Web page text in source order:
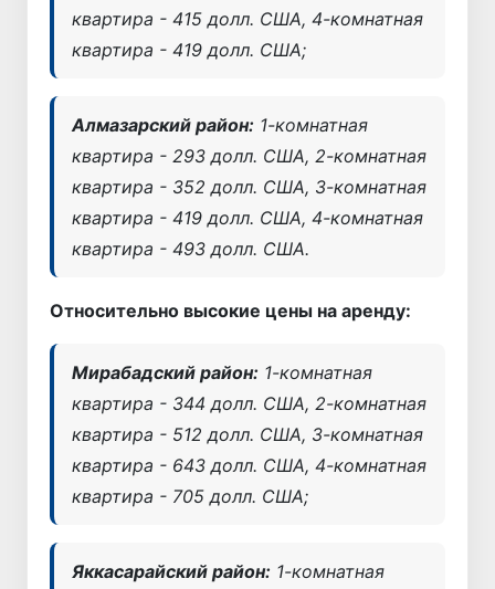
квартира - 415 долл. США, 4-комнатная
квартира - 419 долл. США;
Алмазарский район: 1-комнатная
квартира - 293 долл. США, 2-комнатная
квартира - 352 долл. США, 3-комнатная
квартира - 419 долл. США, 4-комнатная
квартира - 493 долл. США.
Относительно высокие цены на аренду:
Мирабадский район: 1-комнатная
квартира - 344 долл. США, 2-комнатная
квартира - 512 долл. США, 3-комнатная
квартира - 643 долл. США, 4-комнатная
квартира - 705 долл. США;
Яккасарайский район: 1-комнатная